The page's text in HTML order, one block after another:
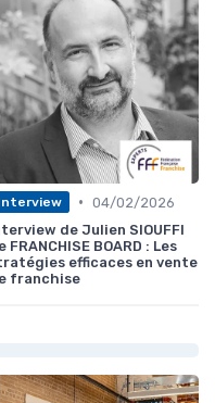
• 04/02/2026
de Julien SIOUFFI
FRANCHISE BOARD : Les
efficaces en vente
franchise